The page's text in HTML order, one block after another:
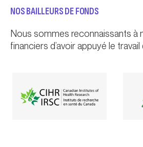
NOS BAILLEURS DE FONDS
Nous sommes reconnaissants à
financiers d’avoir appuyé le travail